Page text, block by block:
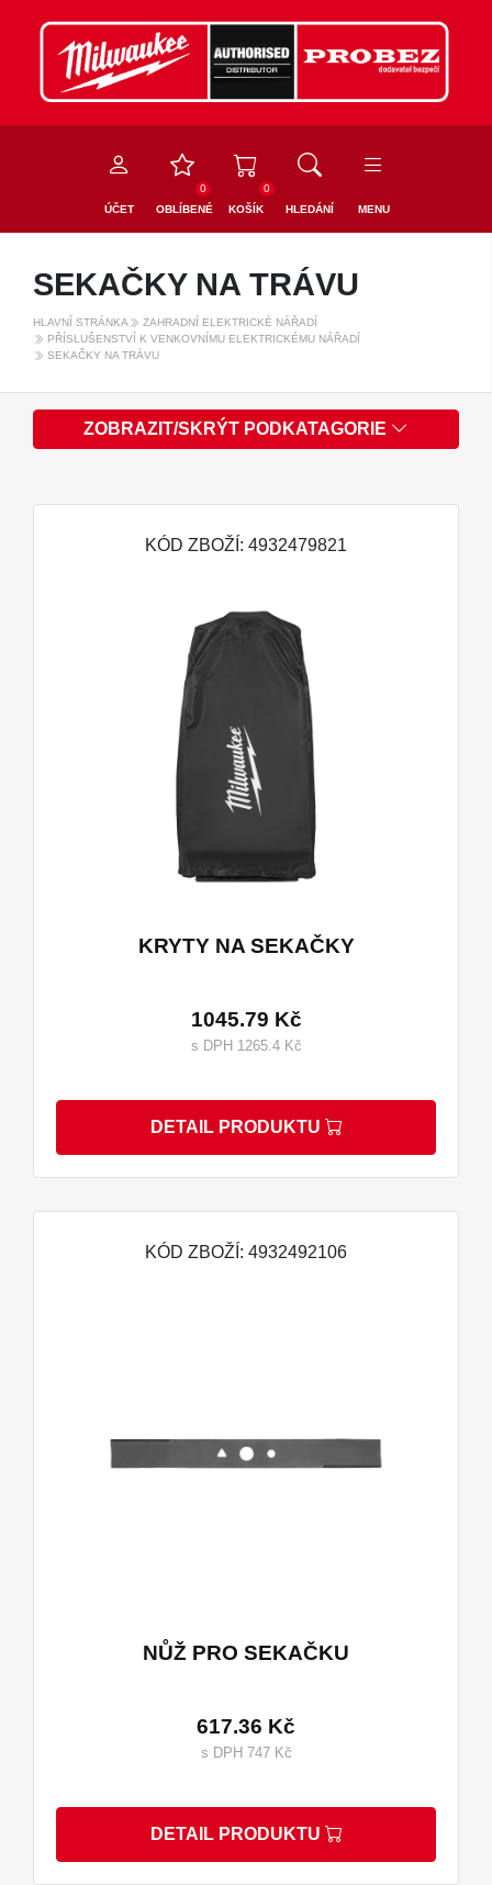
ÚČET
0
OBLÍBENÉ
0
KOŠÍK
HLEDÁNÍ MENU
SEKAČKY NA TRÁVU
HLAVNÍ STRÁNKA
ZAHRADNÍ ELEKTRICKÉ NÁŘADÍ
PŘÍSLUŠENSTVÍ K VENKOVNÍMU ELEKTRICKÉMU NÁŘADÍ
SEKAČKY NA TRÁVU
ZOBRAZIT/SKRÝT PODKATAGORIE
KÓD ZBOŽÍ: 4932479821
KRYTY NA SEKAČKY
1045.79 Kč
s DPH 1265.4 Kč
DETAIL PRODUKTU
KÓD ZBOŽÍ: 4932492106
NŮŽ PRO SEKAČKU
617.36 Kč
s DPH 747 Kč
DETAIL PRODUKTU